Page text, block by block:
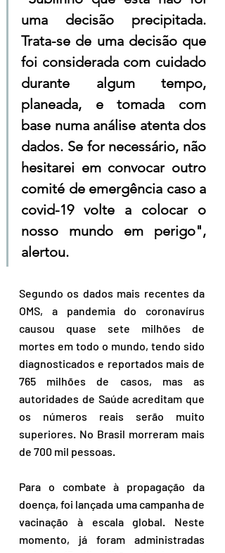
uma decisão precipitada.
Trata-se de uma decisão que
foi considerada com cuidado
durante algum tempo,
planeada, e tomada com
base numa análise atenta dos
dados. Se for necessário, não
hesitarei em convocar outro
comité de emergência caso a
covid-19 volte a colocar o
nosso mundo em perigo",
alertou.
Segundo os dados mais recentes da
OMS, a pandemia do coronavírus
causou quase sete milhões de
mortes em todo o mundo, tendo sido
diagnosticados e reportados mais de
765 milhões de casos, mas as
autoridades de Saúde acreditam que
os números reais serão muito
superiores. No Brasil morreram mais
de 700 mil pessoas.
Para o combate à propagação da
doença, foi lançada uma campanha de
vacinação à escala global. Neste
momento, já foram administradas